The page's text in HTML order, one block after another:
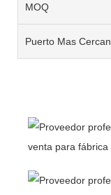
MOQ
Puerto Mas